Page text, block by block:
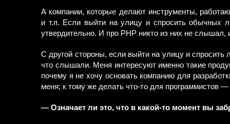
А компании, которые делают инструменты,
и т.п. Если выйти на улицу и спросить обычных
утвердительно. И про PHP никто из них не слышал,
С другой стороны, если выйти на улицу и
что слышали. Меня интересуют именно такие
почему я не хочу основать компанию для
меня; к тому же делать что-то для программистов
— Означает ли это, что в какой-то момент вы